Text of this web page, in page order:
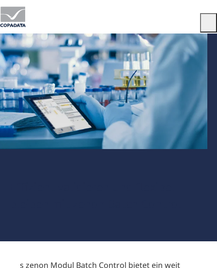
Das zenon Modul Batch Control bietet ein weit